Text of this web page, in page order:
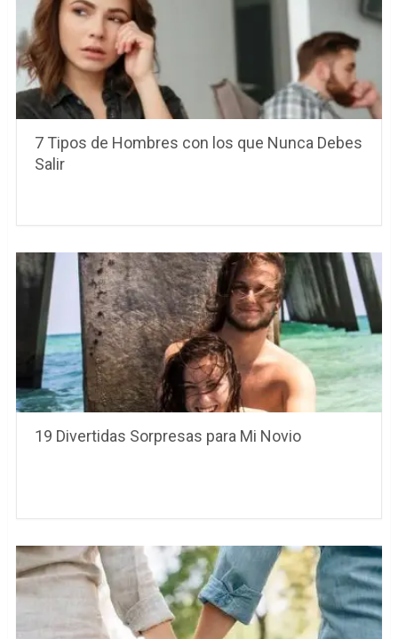
7 Tipos de Hombres con los que Nunca Debes
Salir
19 Divertidas Sorpresas para Mi Novio